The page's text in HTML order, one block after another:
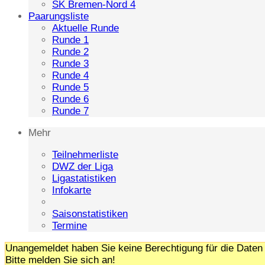
SK Bremen-Nord 4
Paarungsliste
Aktuelle Runde
Runde 1
Runde 2
Runde 3
Runde 4
Runde 5
Runde 6
Runde 7
Mehr
Teilnehmerliste
DWZ der Liga
Ligastatistiken
Infokarte
Saisonstatistiken
Termine
Unangemeldet haben Sie keine Berechtigung für die
Bitte melden Sie sich an!